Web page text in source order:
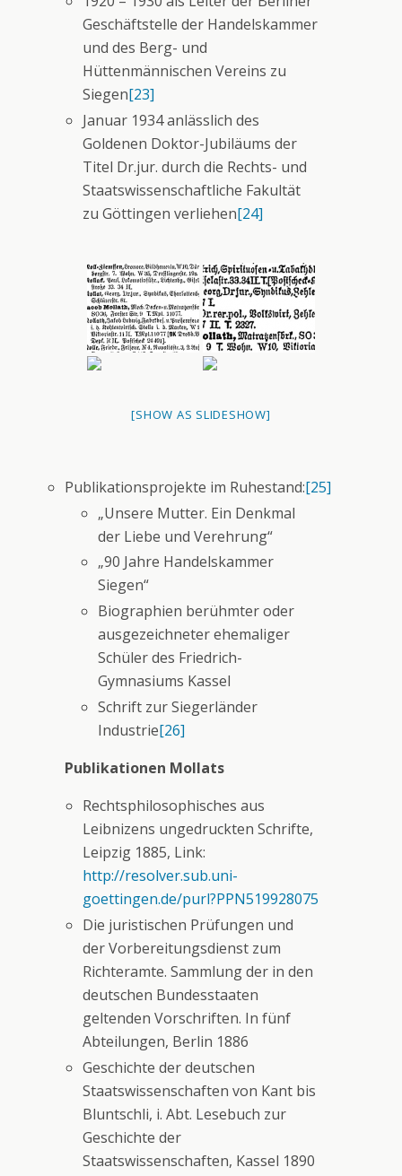
Geschäftstelle der Handelskammer
und des Berg- und
Hüttenmännischen Vereins zu
Siegen[23]
Januar 1934 anlässlich des
Goldenen Doktor-Jubiläums der
Titel Dr.jur. durch die Rechts- und
Staatswissenschaftliche Fakultät
zu Göttingen verliehen[24]
[SHOW AS SLIDESHOW]
Publikationsprojekte im Ruhestand:[25]
„Unsere Mutter. Ein Denkmal
der Liebe und Verehrung“
„90 Jahre Handelskammer
Siegen“
Biographien berühmter oder
ausgezeichneter ehemaliger
Schüler des Friedrich-
Gymnasiums Kassel
Schrift zur Siegerländer
Industrie[26]
Publikationen Mollats
Rechtsphilosophisches aus
Leibnizens ungedruckten Schrifte,
Leipzig 1885, Link:
http://resolver.sub.uni-
goettingen.de/purl?PPN519928075
Die juristischen Prüfungen und
der Vorbereitungsdienst zum
Richteramte. Sammlung der in den
deutschen Bundesstaaten
geltenden Vorschriften. In fünf
Abteilungen, Berlin 1886
Geschichte der deutschen
Staatswissenschaften von Kant bis
Bluntschli, i. Abt. Lesebuch zur
Geschichte der
Staatswissenschaften, Kassel 1890